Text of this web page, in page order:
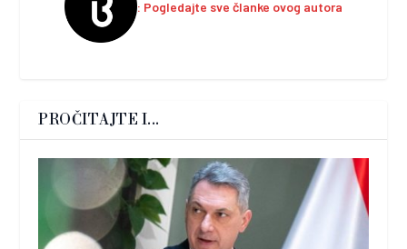
Pogledajte sve članke ovog autora
PROČITAJTE I...